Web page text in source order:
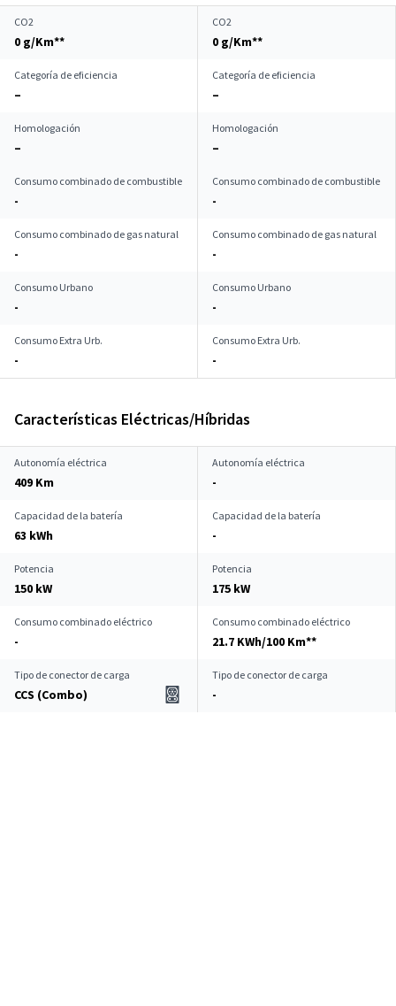
CO2
0 g/Km**
CO2
0 g/Km**
Categoría de eficiencia
–
Categoría de eficiencia
–
Homologación
–
Homologación
–
Consumo combinado de combustible
-
Consumo combinado de combustible
-
Consumo combinado de gas natural
-
Consumo combinado de gas natural
-
Consumo Urbano
-
Consumo Urbano
-
Consumo Extra Urb.
-
Consumo Extra Urb.
-
Características Eléctricas/Híbridas
Autonomía eléctrica
409 Km
Autonomía eléctrica
-
Capacidad de la batería
63 kWh
Capacidad de la batería
-
Potencia
150 kW
Potencia
175 kW
Consumo combinado eléctrico
-
Consumo combinado eléctrico
21.7 KWh/100 Km**
Tipo de conector de carga
CCS (Combo)
Tipo de conector de carga
-